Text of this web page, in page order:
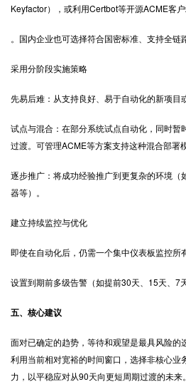
Keyfactor），或利用Certbot等开源ACME客
。国内企业也可选择符合国密标准、支持全链
采用分阶段实施策略
先易后难：从支持良好、易于自动化的新项目
试点与混合：在部分系统试点自动化，同时暂
过渡。可管理ACME等方案支持这种混合部署
逐步推广：将成功经验推广到更复杂的环境（
器等）。
建立持续监控与优化
即使在自动化后，仍需一个集中仪表板监控所
设置到期前多级告警（如提前30天、15天、7
五、核心建议
面对已确定的趋势，等待和观望是最具风险的
利用当前相对宽裕的时间窗口，选择非核心业
力，以平稳应对从90天向更短周期过渡的未来。